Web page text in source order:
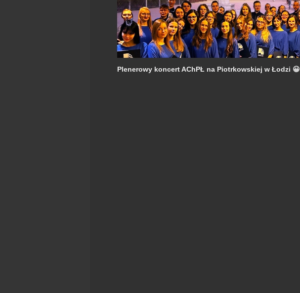
Plenerowy koncert AChPŁ na Piotrkowskiej w Łodzi 😀